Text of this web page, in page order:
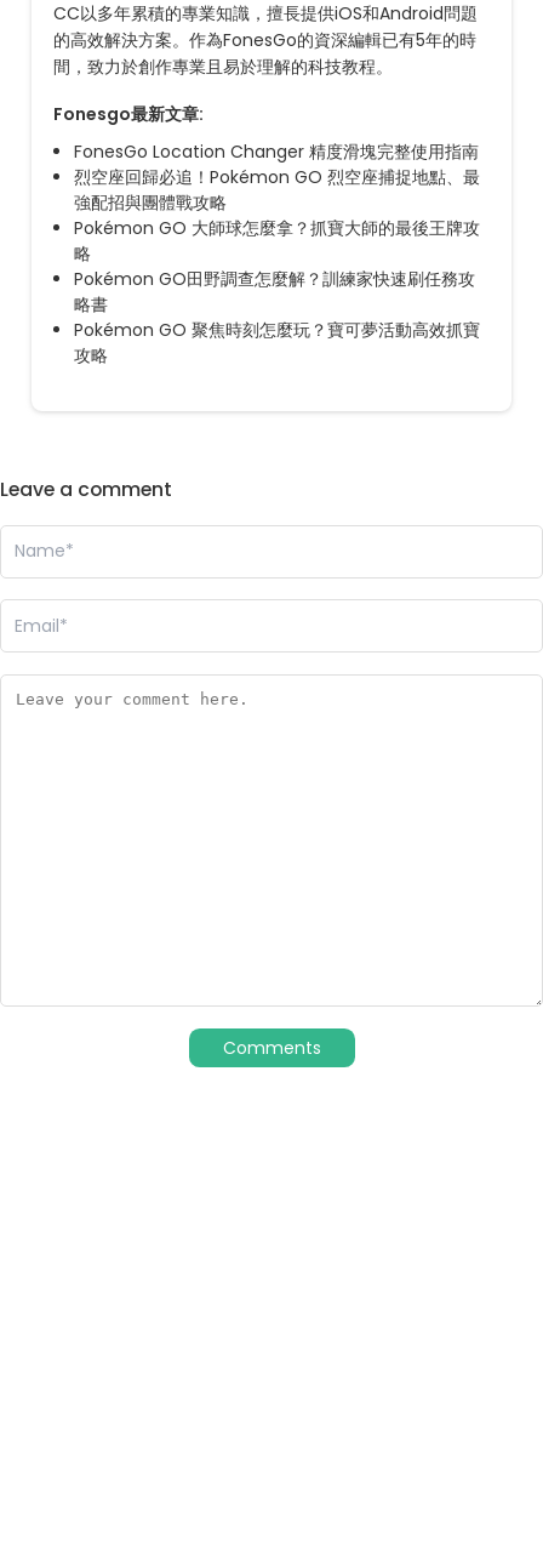
CC以多年累積的專業知識，擅長提供iOS和Android問題
的高效解決方案。作為FonesGo的資深編輯已有5年的時
間，致力於創作專業且易於理解的科技教程。
Fonesgo最新文章:
FonesGo Location Changer 精度滑塊完整使用指南
烈空座回歸必追！Pokémon GO 烈空座捕捉地點、最
強配招與團體戰攻略
Pokémon GO 大師球怎麼拿？抓寶大師的最後王牌攻
略
Pokémon GO田野調查怎麼解？訓練家快速刷任務攻
略書
Pokémon GO 聚焦時刻怎麼玩？寶可夢活動高效抓寶
攻略
Leave a comment